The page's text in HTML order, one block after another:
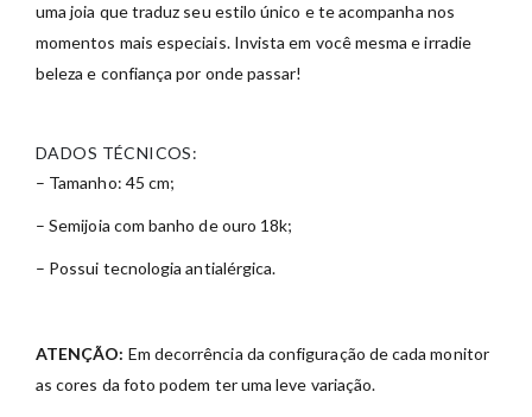
uma joia que traduz seu estilo único e te acompanha nos
momentos mais especiais. Invista em você mesma e irradie
beleza e confiança por onde passar!
DADOS TÉCNICOS:
– Tamanho: 45 cm;
– Semijoia com banho de ouro 18k;
– Possui tecnologia antialérgica.
ATENÇÃO: Em decorrência da configuração de cada monitor
as cores da foto podem ter uma leve variação.